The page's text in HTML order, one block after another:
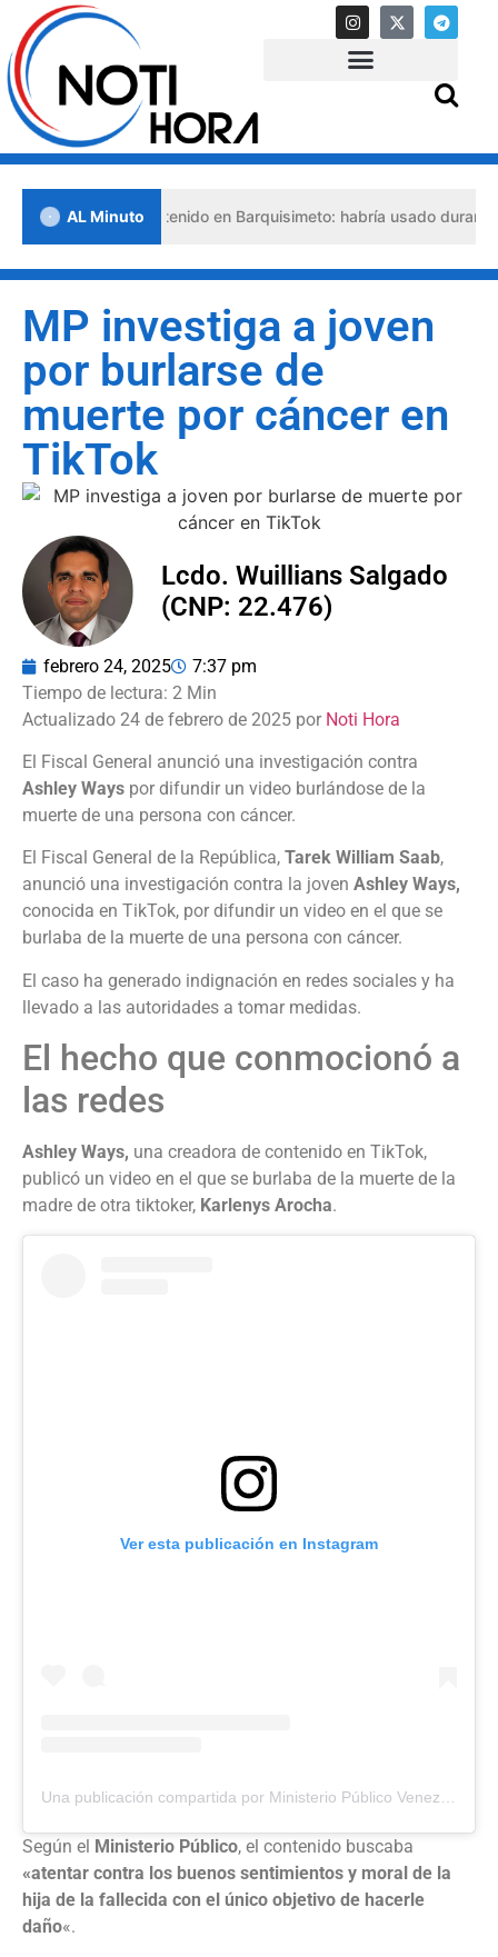
AL Minuto
abogado detenido en Barquisimeto: habría usado durante 13
MP investiga a joven
por burlarse de
muerte por cáncer en
TikTok
Lcdo. Wuillians Salgado
(CNP: 22.476)
febrero 24, 2025 7:37 pm
Actualizado 24 de febrero de 2025 por Noti Hora
El Fiscal General anunció una investigación contra
Ashley Ways por difundir un video burlándose de la
muerte de una persona con cáncer.
El Fiscal General de la República, Tarek William Saab,
anunció una investigación contra la joven Ashley Ways,
conocida en TikTok, por difundir un video en el que se
burlaba de la muerte de una persona con cáncer.
El caso ha generado indignación en redes sociales y ha
llevado a las autoridades a tomar medidas.
El hecho que conmocionó a
las redes
Ashley Ways, una creadora de contenido en TikTok,
publicó un video en el que se burlaba de la muerte de la
madre de otra tiktoker, Karlenys Arocha.
Ver esta publicación en Instagram
Según el Ministerio Público, el contenido buscaba
«atentar contra los buenos sentimientos y moral de la
hija de la fallecida con el único objetivo de hacerle
daño«.